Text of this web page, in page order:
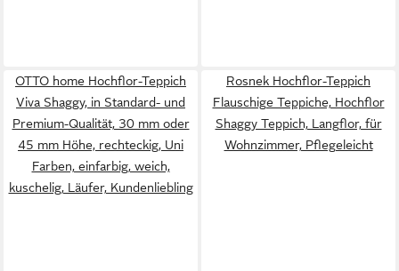
OTTO home Hochflor-Teppich
Viva Shaggy, in Standard- und
Premium-Qualität, 30 mm oder
45 mm Höhe, rechteckig, Uni
Farben, einfarbig, weich,
kuschelig, Läufer, Kundenliebling
Rosnek Hochflor-Teppich
Flauschige Teppiche, Hochflor
Shaggy Teppich, Langflor, für
Wohnzimmer, Pflegeleicht